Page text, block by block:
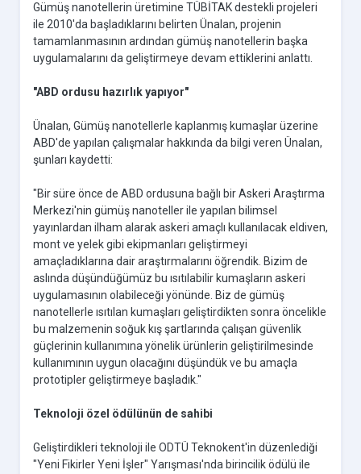
Gümüş nanotellerin üretimine TÜBİTAK destekli projeleri
ile 2010'da başladıklarını belirten Ünalan, projenin
tamamlanmasının ardından gümüş nanotellerin başka
uygulamalarını da geliştirmeye devam ettiklerini anlattı.
"ABD ordusu hazırlık yapıyor"
Ünalan, Gümüş nanotellerle kaplanmış kumaşlar üzerine
ABD'de yapılan çalışmalar hakkında da bilgi veren Ünalan,
şunları kaydetti:
"Bir süre önce de ABD ordusuna bağlı bir Askeri Araştırma
Merkezi'nin gümüş nanoteller ile yapılan bilimsel
yayınlardan ilham alarak askeri amaçlı kullanılacak eldiven,
mont ve yelek gibi ekipmanları geliştirmeyi
amaçladıklarına dair araştırmalarını öğrendik. Bizim de
aslında düşündüğümüz bu ısıtılabilir kumaşların askeri
uygulamasının olabileceği yönünde. Biz de gümüş
nanotellerle ısıtılan kumaşları geliştirdikten sonra öncelikle
bu malzemenin soğuk kış şartlarında çalışan güvenlik
güçlerinin kullanımına yönelik ürünlerin geliştirilmesinde
kullanımının uygun olacağını düşündük ve bu amaçla
prototipler geliştirmeye başladık."
Teknoloji özel ödülünün de sahibi
Geliştirdikleri teknoloji ile ODTÜ Teknokent'in düzenlediği
"Yeni Fikirler Yeni İşler" Yarışması'nda birincilik ödülü ile